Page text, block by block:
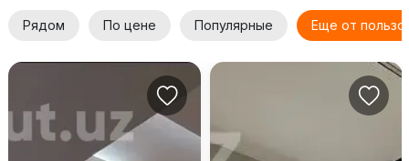
Рядом По цене Популярные Еще от